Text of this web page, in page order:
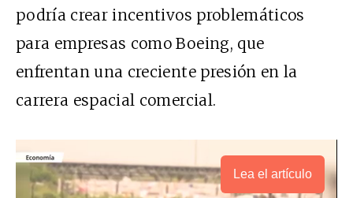
podría crear incentivos problemáticos
para empresas como Boeing, que
enfrentan una creciente presión en la
carrera espacial comercial.
Lea el artículo